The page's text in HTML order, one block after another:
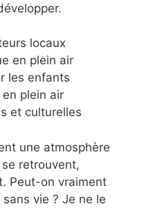
locaux
en plein air
les enfants
plein air
et culturelles
une atmosphère
retrouvent,
Peut-on vraiment
vie ? Je ne le